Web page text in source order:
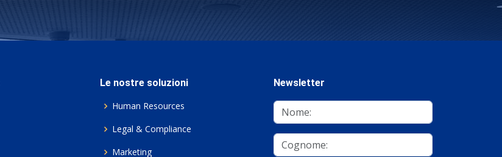
Le nostre soluzioni
Human Resources
Legal & Compliance
Marketing
Newsletter